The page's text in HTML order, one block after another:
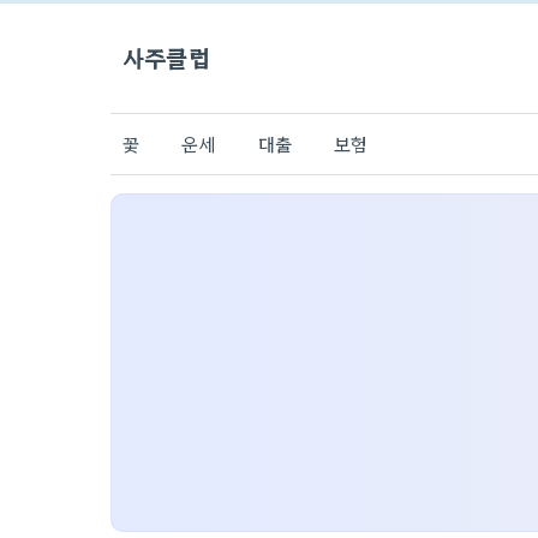
사주클럽
꽃 운세 대출 보험